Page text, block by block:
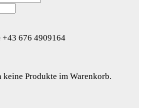
+43 676 4909164
keine Produkte im Warenkorb.